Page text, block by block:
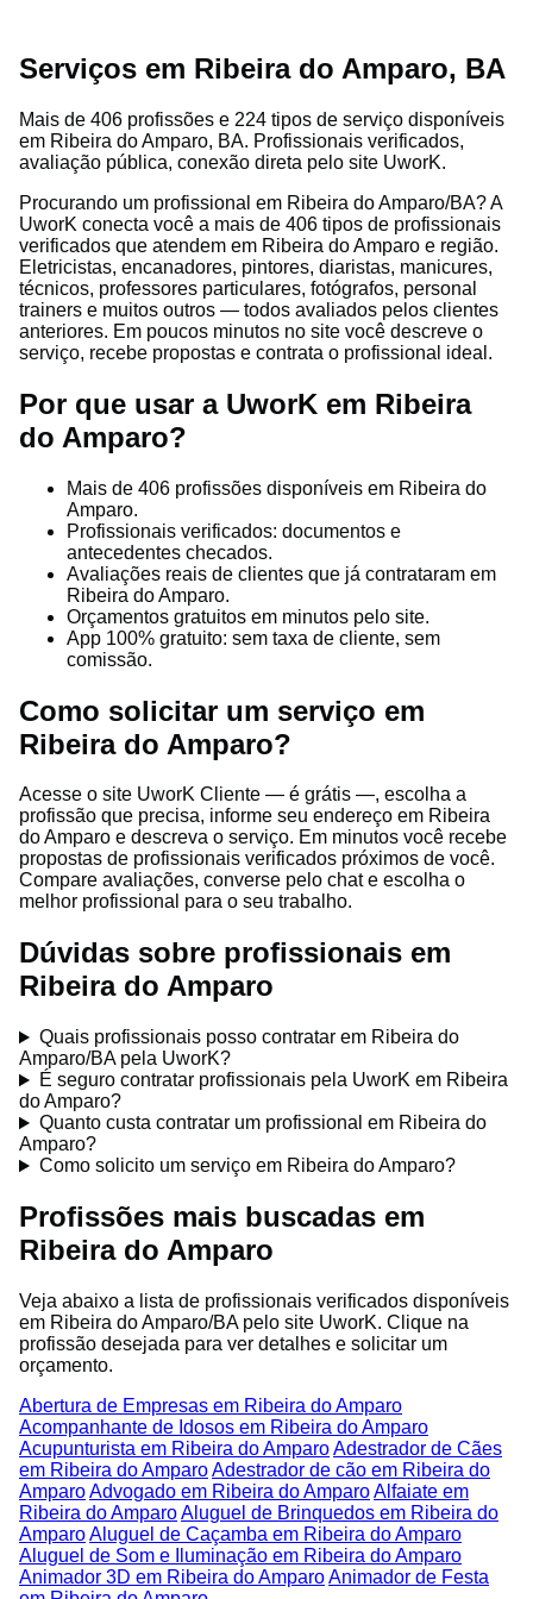
Serviços em Ribeira do Amparo, BA
Mais de 406 profissões e 224 tipos de serviço disponíveis
em Ribeira do Amparo, BA. Profissionais verificados,
avaliação pública, conexão direta pelo site UworK.
Procurando um profissional em Ribeira do Amparo/BA? A
UworK conecta você a mais de 406 tipos de profissionais
verificados que atendem em Ribeira do Amparo e região.
Eletricistas, encanadores, pintores, diaristas, manicures,
técnicos, professores particulares, fotógrafos, personal
trainers e muitos outros — todos avaliados pelos clientes
anteriores. Em poucos minutos no site você descreve o
serviço, recebe propostas e contrata o profissional ideal.
Por que usar a UworK em Ribeira
do Amparo?
Mais de 406 profissões disponíveis em Ribeira do
Amparo.
Profissionais verificados: documentos e
antecedentes checados.
Avaliações reais de clientes que já contrataram em
Ribeira do Amparo.
Orçamentos gratuitos em minutos pelo site.
App 100% gratuito: sem taxa de cliente, sem
comissão.
Como solicitar um serviço em
Ribeira do Amparo?
Acesse o site UworK Cliente — é grátis —, escolha a
profissão que precisa, informe seu endereço em Ribeira
do Amparo e descreva o serviço. Em minutos você recebe
propostas de profissionais verificados próximos de você.
Compare avaliações, converse pelo chat e escolha o
melhor profissional para o seu trabalho.
Dúvidas sobre profissionais em
Ribeira do Amparo
Quais profissionais posso contratar em Ribeira do
Amparo/BA pela UworK?
É seguro contratar profissionais pela UworK em Ribeira
do Amparo?
Quanto custa contratar um profissional em Ribeira do
Amparo?
Como solicito um serviço em Ribeira do Amparo?
Profissões mais buscadas em
Ribeira do Amparo
Veja abaixo a lista de profissionais verificados disponíveis
em Ribeira do Amparo/BA pelo site UworK. Clique na
profissão desejada para ver detalhes e solicitar um
orçamento.
Abertura de Empresas em Ribeira do Amparo
Acompanhante de Idosos em Ribeira do Amparo
Acupunturista em Ribeira do AmparoAdestrador de Cães
em Ribeira do AmparoAdestrador de cão em Ribeira do
AmparoAdvogado em Ribeira do AmparoAlfaiate em
Ribeira do AmparoAluguel de Brinquedos em Ribeira do
AmparoAluguel de Caçamba em Ribeira do Amparo
Aluguel de Som e Iluminação em Ribeira do Amparo
Animador 3D em Ribeira do AmparoAnimador de Festa